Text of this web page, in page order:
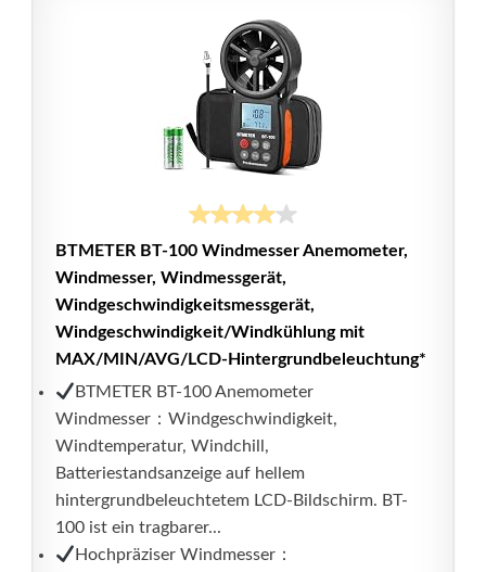
BTMETER BT-100 Windmesser Anemometer,
Windmesser, Windmessgerät,
Windgeschwindigkeitsmessgerät,
Windgeschwindigkeit/Windkühlung mit
MAX/MIN/AVG/LCD-Hintergrundbeleuchtung*
BTMETER BT-100 Anemometer
Windmesser：Windgeschwindigkeit,
Windtemperatur, Windchill,
Batteriestandsanzeige auf hellem
hintergrundbeleuchtetem LCD-Bildschirm. BT-
100 ist ein tragbarer...
Hochpräziser Windmesser：